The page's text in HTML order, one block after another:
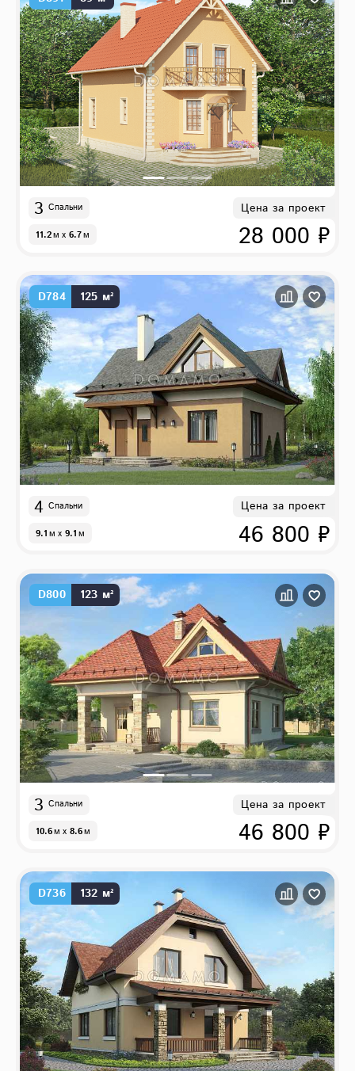
3 Спальни
11.2м x 6.7м
Цена за проект
28 000 ₽
D784 125 м²
4 Спальни
9.1м x 9.1м
Цена за проект
46 800 ₽
D800 123 м²
3 Спальни
10.6м x 8.6м
Цена за проект
46 800 ₽
D736 132 м²